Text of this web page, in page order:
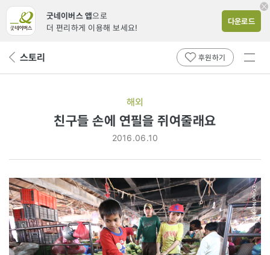
굿네이버스 앱으로
더 편리하게 이용해 보세요!
다운로드
뒤 스토리 후원하기
전체
해외
친구들 손에 연필을 쥐여줄래요
2016.06.10